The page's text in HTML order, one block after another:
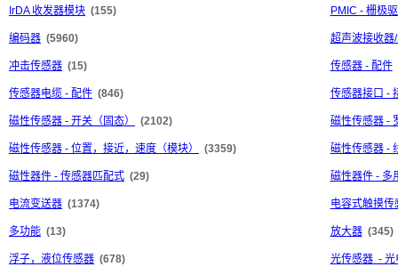
IrDA 收发器模块 (155) PMIC - 栅极
编码器 (5960) 超声波接收器
冲击传感器 (15) 传感器 - 配件
传感器电缆 - 配件 (846) 传感器接口 -
磁性传感器 - 开关（固态） (2102) 磁性传感器 -
磁性传感器 - 位置，接近，速度（模块） (3359) 磁性传感器 -
磁性器件 - 传感器匹配式 (29) 磁性器件 - 多
电流变送器 (1374) 电容式触摸传
多功能 (13) 放大器 (345)
浮子，液位传感器 (678) 光传感器 - 光